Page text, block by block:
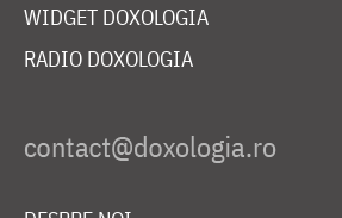
WIDGET DOXOLOGIA
RADIO DOXOLOGIA